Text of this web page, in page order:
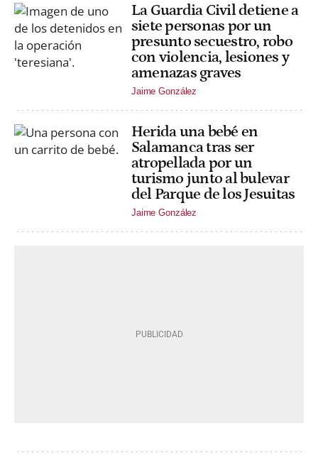
La Guardia Civil detiene a
siete personas por un
presunto secuestro, robo
con violencia, lesiones y
amenazas graves
Jaime González
Herida una bebé en
Salamanca tras ser
atropellada por un
turismo junto al bulevar
del Parque de los Jesuitas
Jaime González